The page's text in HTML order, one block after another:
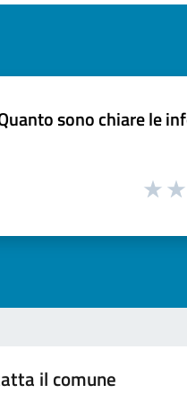
sono chiare le
il comune